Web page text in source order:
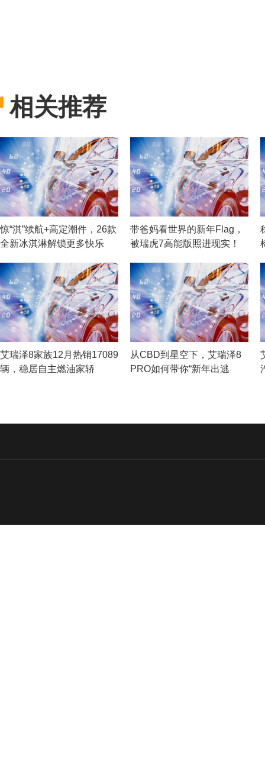
相关推荐
惊“淇”续航+高定潮件，26款
全新冰淇淋解锁更多快乐
带爸妈看世界的新年Flag，
被瑞虎7高能版照进现实！
艾瑞泽8家族12月热销17089
辆，稳居自主燃油家轿
从CBD到星空下，艾瑞泽8
PRO如何带你“新年出逃